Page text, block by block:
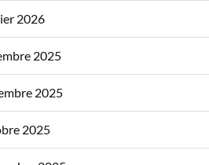
2026
2025
2025
2025